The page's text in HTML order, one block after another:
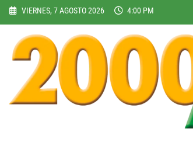
Skip
content
VIERNES, 7 AGOSTO 2026 4:00 PM